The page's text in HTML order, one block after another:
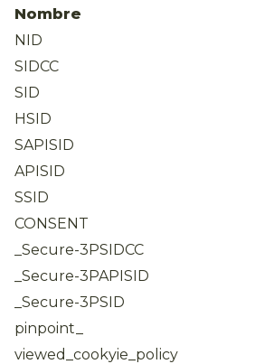
Nombre
NID
SIDCC
SID
HSID
SAPISID
APISID
SSID
CONSENT
_Secure-3PSIDCC
_Secure-3PAPISID
_Secure-3PSID
pinpoint_
viewed_cookyie_policy